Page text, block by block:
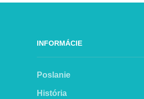
INFORMÁCIE
Poslanie
História